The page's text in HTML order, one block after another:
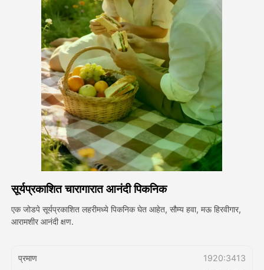
अवतार व्हिडिओ
एआय व्हिडिओ
एआय फोटो
इतर साधने
सर्व टेम्पलेट्स पहा
गॅलरी
सूर्यप्रकाशित चारागारात आनंदी पिकनिक
एक जोडपे सूर्यप्रकाशित लहरीमध्ये पिकनिक घेत आहेत, सौम्य हवा, मऊ हिरवीगार,
आरामशीर आनंदी क्षण.
प्रमाण
1920:3413